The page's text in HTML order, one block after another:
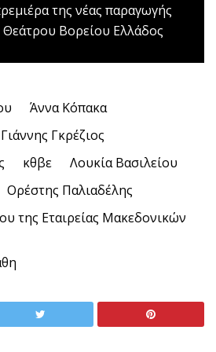
της νέας παραγωγής
Βορείου Ελλάδος
Άννα Κόπακα
Γιάννης Γκρέζιος
κθβε
Λουκία Βασιλείου
Ορέστης Παλιαδέλης
της Εταιρείας Μακεδονικών